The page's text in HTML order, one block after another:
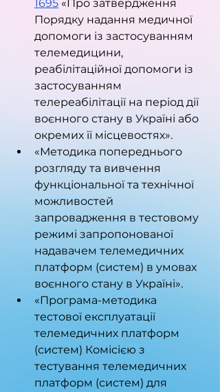
1695 «Про затвердження
Порядку надання медичної
допомоги із застосуванням
телемедицини,
реабілітаційної допомоги із
застосуванням
телереабілітації на період дії
воєнного стану в Україні або
окремих її місцевостях».
«Методика попереднього
розгляду та вивчення
функціональної та технічної
можливостей
запровадження в тестовому
режимі запропонованої
надавачем телемедичних
платформ (систем) в умовах
воєнного стану в Україні».
«Програма-методика
тестової експлуатації
телемедичних платформ
(систем) Комісією з
тестування телемедичних
платформ (систем) для